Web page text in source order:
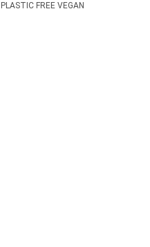
PLASTIC FREE VEGAN